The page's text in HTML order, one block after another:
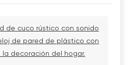
de cuco rústico con sonido
de pared de plástico con
decoración del hogar.